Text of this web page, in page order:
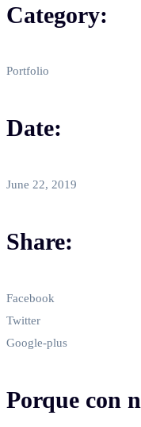
Category:
Portfolio
Date:
June 22, 2019
Share:
Facebook
Twitter
Google-plus
Porque con